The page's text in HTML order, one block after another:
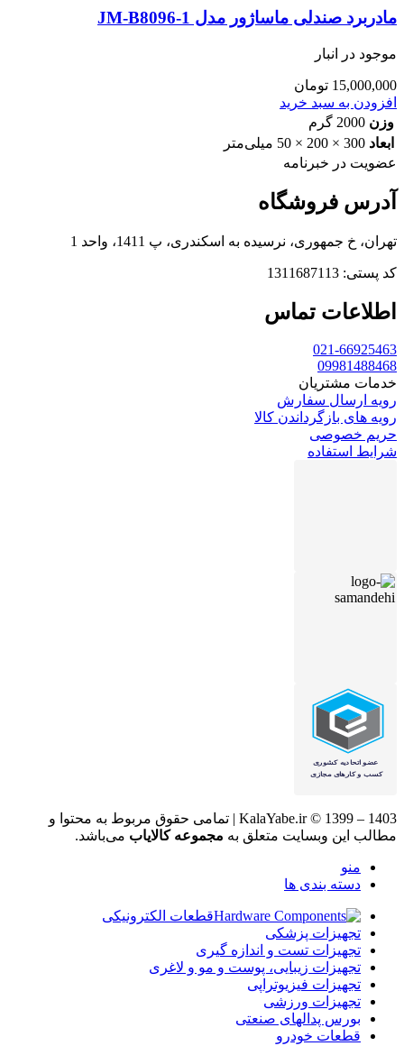
مادربرد صندلی ماساژور مدل JM-B8096-1
موجود در انبار
15,000,000 تومان
افزودن به سبد خرید
وزن 2000 گرم
ابعاد 300 × 200 × 50 میلی‌متر
عضویت در خبرنامه
آدرس فروشگاه
تهران، خ جمهوری، نرسیده به اسکندری، پ 1411، واحد 1
کد پستی: 1311687113
اطلاعات تماس
021-66925463
09981488468
خدمات مشتریان
رویه ارسال سفارش
رویه های بازگرداندن کالا
حریم خصوصی
شرایط استفاده
KalaYabe.ir © 1399 – 1403 | تمامی حقوق مربوط به محتوا و
مطالب این وبسایت متعلق به مجموعه کالایاب می‌باشد.
منو
دسته بندی ها
قطعات الکترونیکی
تجهیزات پزشکی
تجهیزات تست و اندازه گیری
تجهیزات زیبایی، پوست و مو و لاغری
تجهیزات فیزیوتراپی
تجهیزات ورزشی
بورس پدالهای صنعتی
قطعات خودرو